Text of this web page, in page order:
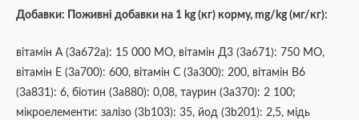
Добавки: Поживні добавки на 1 kg (кг) корму, mg/kg (мг/кг):
вітамін А (3a672a): 15 000 МО, вітамін Д3 (3a671): 750 МО,
вітамін Е (3a700): 600, вітамін С (3a300): 200, вітамін B6
(3a831): 6, біотин (3a880): 0,08, таурин (3a370): 2 100;
мікроелементи: залізо (3b103): 35, йод (3b201): 2,5, мідь